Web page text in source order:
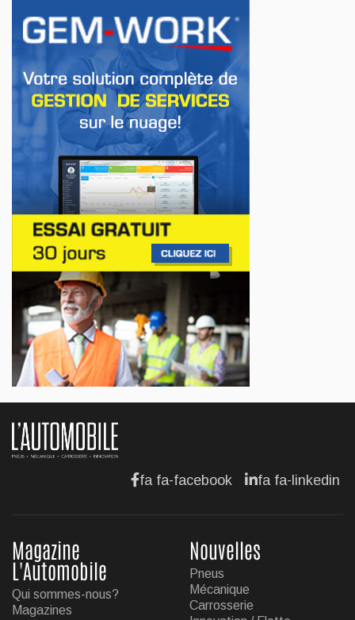
en Europe
Jul 22, 2026
AFFAIRES
Premier contact avec le Lotus Eletre
Jul 14, 2026
AFFAIRES
Lotus célèbre l'arrivée de ses Eletre au
Canada
Jul 13, 2026
AFFAIRES
Maserati se recherche un partenaire
Jul 12, 2026
AFFAIRES
Hyundai dévoile sa nouvelle Elantra
Jul 11, 2026
fa fa-facebook fa fa-linkedin
Magazine
L'Automobile
Qui sommes-nous?
Magazines
Nouvelles
Pneus
Mécanique
Carrosserie